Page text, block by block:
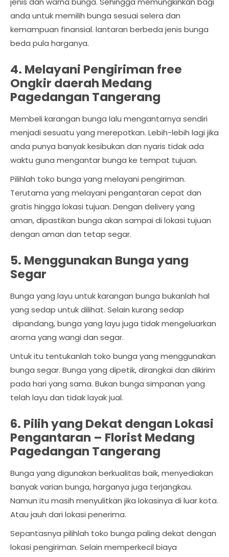
anda untuk memilih bunga sesuai selera dan
kemampuan finansial. lantaran berbeda jenis bunga
beda pula harganya.
4. Melayani Pengiriman free
Ongkir daerah Medang
Pagedangan Tangerang
Membeli karangan bunga lalu mengantarnya sendiri
menjadi sesuatu yang merepotkan. Lebih-lebih lagi jika
anda punya banyak kesibukan dan nyaris tidak ada
waktu guna mengantar bunga ke tempat tujuan.
Pilihlah toko bunga yang melayani pengiriman.
Terutama yang melayani pengantaran cepat dan
gratis hingga lokasi tujuan. Dengan delivery yang
aman, dipastikan bunga akan sampai di lokasi tujuan
dengan aman dan tetap segar.
5. Menggunakan Bunga yang
Segar
Bunga yang layu untuk karangan bunga bukanlah hal
yang sedap untuk dilihat. Selain kurang sedap
dipandang, bunga yang layu juga tidak mengeluarkan
aroma yang wangi dan segar.
Untuk itu tentukanlah toko bunga yang menggunakan
bunga segar. Bunga yang dipetik, dirangkai dan dikirim
pada hari yang sama. Bukan bunga simpanan yang
telah layu dan tidak layak jual.
6. Pilih yang Dekat dengan Lokasi
Pengantaran – Florist Medang
Pagedangan Tangerang
Bunga yang digunakan berkualitas baik, menyediakan
banyak varian bunga, harganya juga terjangkau.
Namun itu masih menyulitkan jika lokasinya di luar kota.
Atau jauh dari lokasi penerima.
Sepantasnya pilihlah toko bunga paling dekat dengan
lokasi pengiriman. Selain memperkecil biaya